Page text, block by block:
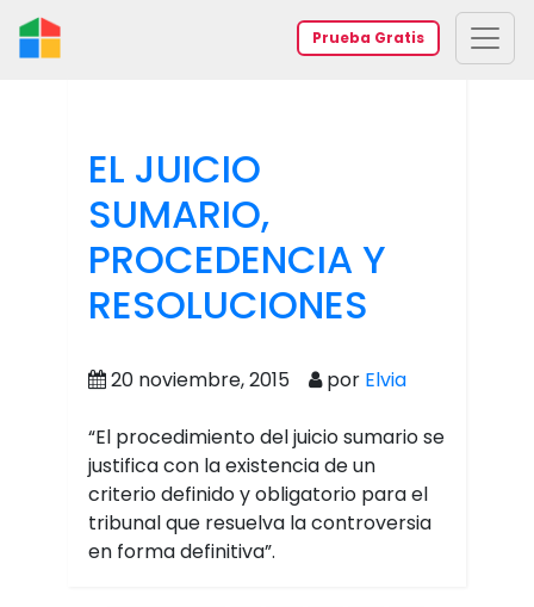
Prueba Gratis
EL JUICIO
SUMARIO,
PROCEDENCIA Y
RESOLUCIONES
20 noviembre, 2015 por Elvia
“El procedimiento del juicio sumario se
justifica con la existencia de un
criterio definido y obligatorio para el
tribunal que resuelva la controversia
en forma definitiva”.